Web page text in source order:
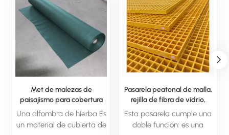
Met de malezas de
paisajismo para cobertura
del suelo
Una alfombra de hierba Es
un material de cubierta de
Pasarela peatonal de malla,
rejilla de fibra de vidrio,
pasarela solar FRP
Esta pasarela cumple una
doble función: es una